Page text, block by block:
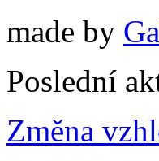
made by
Poslední
Změna